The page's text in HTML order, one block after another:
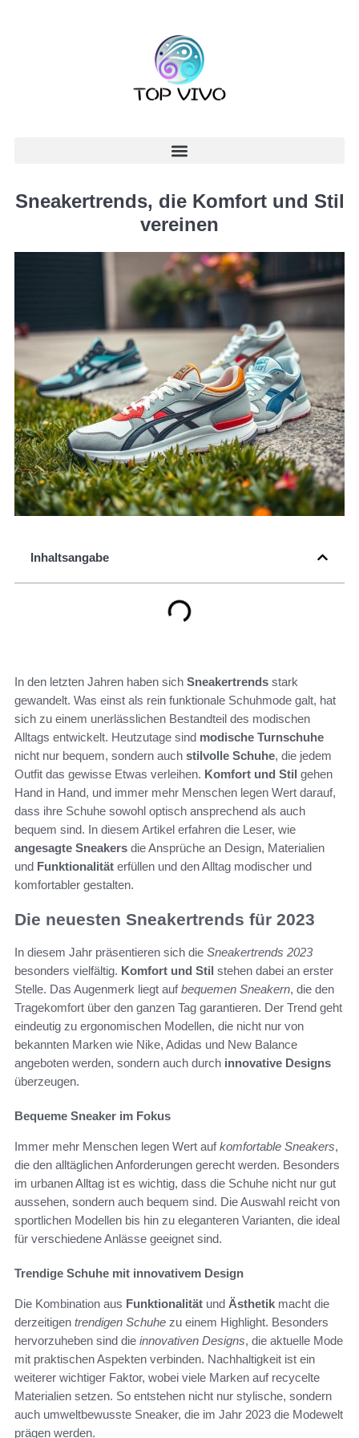
Sneakertrends, die Komfort und Stil
vereinen
Inhaltsangabe
In den letzten Jahren haben sich Sneakertrends stark
gewandelt. Was einst als rein funktionale Schuhmode galt, hat
sich zu einem unerlässlichen Bestandteil des modischen
Alltags entwickelt. Heutzutage sind modische Turnschuhe
nicht nur bequem, sondern auch stilvolle Schuhe, die jedem
Outfit das gewisse Etwas verleihen. Komfort und Stil gehen
Hand in Hand, und immer mehr Menschen legen Wert darauf,
dass ihre Schuhe sowohl optisch ansprechend als auch
bequem sind. In diesem Artikel erfahren die Leser, wie
angesagte Sneakers die Ansprüche an Design, Materialien
und Funktionalität erfüllen und den Alltag modischer und
komfortabler gestalten.
Die neuesten Sneakertrends für 2023
In diesem Jahr präsentieren sich die Sneakertrends 2023
besonders vielfältig. Komfort und Stil stehen dabei an erster
Stelle. Das Augenmerk liegt aufbequemen Sneakern, die den
Tragekomfort über den ganzen Tag garantieren. Der Trend geht
eindeutig zu ergonomischen Modellen, die nicht nur von
bekannten Marken wie Nike, Adidas und New Balance
angeboten werden, sondern auch durch innovative Designs
überzeugen.
Bequeme Sneaker im Fokus
Immer mehr Menschen legen Wert aufkomfortable Sneakers,
die den alltäglichen Anforderungen gerecht werden. Besonders
im urbanen Alltag ist es wichtig, dass die Schuhe nicht nur gut
aussehen, sondern auch bequem sind. Die Auswahl reicht von
sportlichen Modellen bis hin zu eleganteren Varianten, die ideal
für verschiedene Anlässe geeignet sind.
Trendige Schuhe mit innovativem Design
Die Kombination aus Funktionalität und Ästhetik macht die
derzeitigen trendigen Schuhe zu einem Highlight. Besonders
hervorzuheben sind die innovativen Designs, die aktuelle Mode
mit praktischen Aspekten verbinden. Nachhaltigkeit ist ein
weiterer wichtiger Faktor, wobei viele Marken auf recycelte
Materialien setzen. So entstehen nicht nur stylische, sondern
auch umweltbewusste Sneaker, die im Jahr 2023 die Modewelt
prägen werden.